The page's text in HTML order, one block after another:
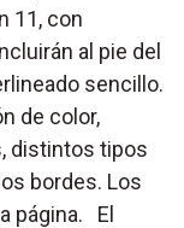
11, con
al pie del
sencillo.
de color,
distintos tipos
bordes. Los
página. El